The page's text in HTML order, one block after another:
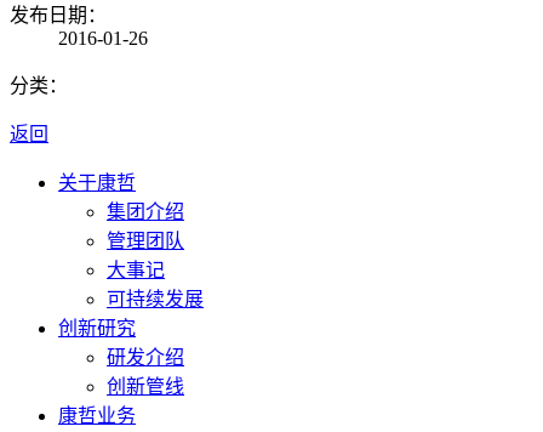
发布日期：
2016-01-26
分类：
返回
关于康哲
集团介绍
管理团队
大事记
可持续发展
创新研究
研发介绍
创新管线
康哲业务